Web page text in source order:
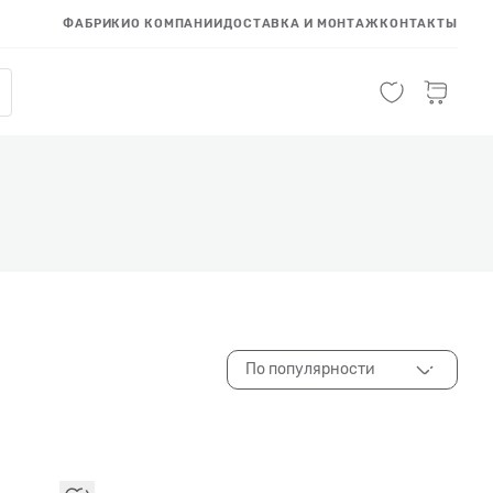
ФАБРИКИО КОМПАНИИДОСТАВКА И МОНТАЖКОНТАКТЫ
По популярности